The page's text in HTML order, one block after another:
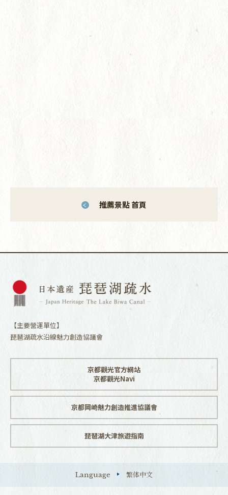
推薦景點 首頁
【主要營運單位】
琵琶湖疏水沿線魅力創造協議會
京都觀光官方網站
京都觀光Navi
京都岡崎魅力創造推進協議會
琵琶湖大津旅遊指南
Language 繁体中文